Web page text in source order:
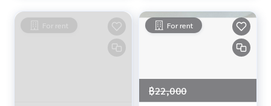
For rent For rent
฿22,000